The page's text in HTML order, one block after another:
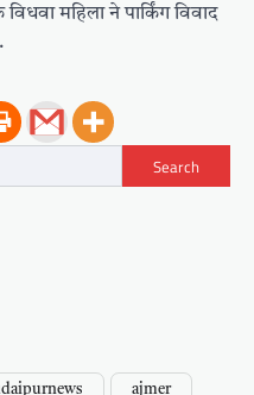
महिला ने पार्किंग विवाद
Search
ajmer